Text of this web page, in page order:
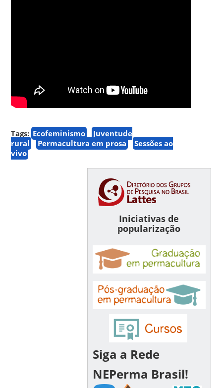
Tags: Ecofeminismo
Juventude
rural
Permacultura em prosa
Sessões ao
vivo
Iniciativas de
popularização
Siga a Rede
NEPerma Brasil!